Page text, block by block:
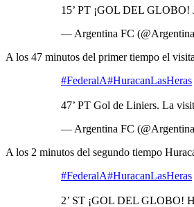
15’ PT ¡GOL DEL GLOBO!
— Argentina FC
A los 47 minutos del primer tiempo el
#FederalA#HuracanLasHeras
47’ PT Gol de Liniers. La
— Argentina FC
A los 2 minutos del segundo tiempo
#FederalA#HuracanLasHeras
2’ ST ¡GOL DEL GLOBO!